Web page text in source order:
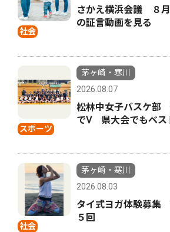
社会
さかえ横浜会議 ８
の証言動画を見る
スポーツ
茅ヶ崎・寒川
2026.08.07
松林中女子バスケ部
でⅤ 県大会でもベス
社会
茅ヶ崎・寒川
2026.08.03
タイ式ヨガ体験募集
５回